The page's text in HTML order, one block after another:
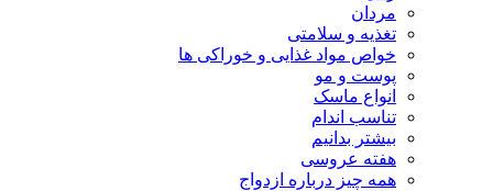
مردان
تغذیه و سلامتی
خواص مواد غذایی و خوراکی ها
پوست و مو
انواع ماسک
تناسب اندام
بیشتر بدانیم
هفته عروسی
همه چیز درباره ازدواج